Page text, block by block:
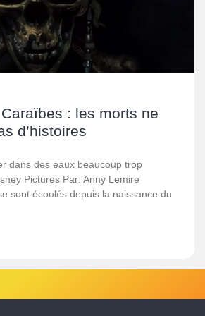
: les morts ne
d’histoires
dans des eaux beaucoup trop
Pictures Par: Anny Lemire
sont écoulés depuis la naissance du